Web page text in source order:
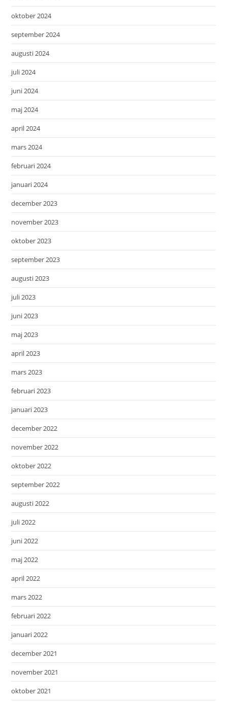
oktober 2024
september 2024
augusti 2024
juli 2024
juni 2024
maj 2024
april 2024
mars 2024
februari 2024
januari 2024
december 2023
november 2023
oktober 2023
september 2023
augusti 2023
juli 2023
juni 2023
maj 2023
april 2023
mars 2023
februari 2023
januari 2023
december 2022
november 2022
oktober 2022
september 2022
augusti 2022
juli 2022
juni 2022
maj 2022
april 2022
mars 2022
februari 2022
januari 2022
december 2021
november 2021
oktober 2021